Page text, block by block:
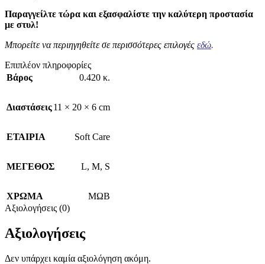
Παραγγείλτε τώρα και εξασφαλίστε την καλύτερη προστασία
με στυλ!
Μπορείτε να περιηγηθείτε σε περισσότερες επιλογές εδώ.
Επιπλέον πληροφορίες
Βάρος
0.420 κ.
Διαστάσεις11 × 20 × 6 cm
ΕΤΑΙΡΙΑ Soft Care
ΜΕΓΕΘΟΣ L, M, S
ΧΡΩΜΑ
ΜΩΒ
Αξιολογήσεις (0)
Αξιολογήσεις
Δεν υπάρχει καμία αξιολόγηση ακόμη.